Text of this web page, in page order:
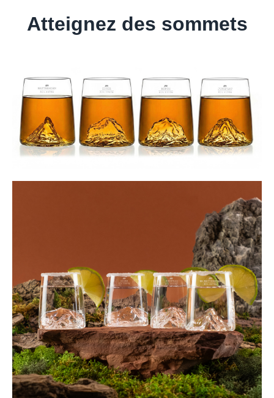
Atteignez des sommets